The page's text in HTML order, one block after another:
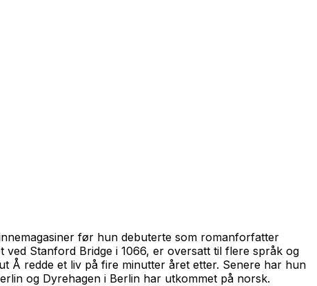
før hun debuterte som romanforfatter
Stanford Bridge i 1066, er oversatt til flere språk og
Å redde et liv på fire minutter året etter. Senere har hun
og Dyrehagen i Berlin har utkommet på norsk.